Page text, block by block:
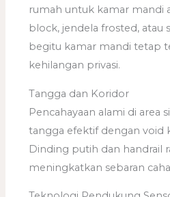
rumah untuk kamar mandi
block, jendela frosted, atau
begitu kamar mandi tetap
kehilangan privasi.
Tangga dan Koridor
Pencahayaan alami di area
tangga efektif dengan void
Dinding putih dan handrail
meningkatkan sebaran